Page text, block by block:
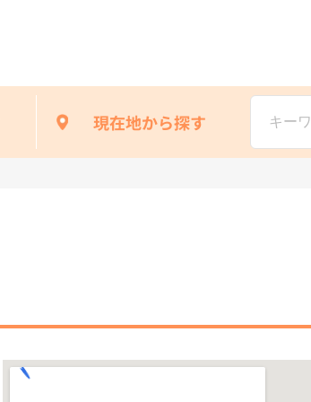
現在地から探す